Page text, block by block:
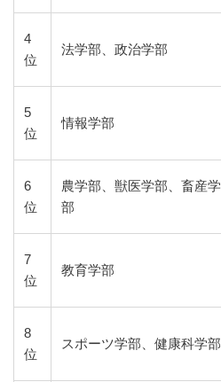
4
位
法学部、政治学部
5
位
情報学部
6
位
農学部、獣医学部、畜産学
部
7
位
教育学部
8
位
スポーツ学部、健康科学部